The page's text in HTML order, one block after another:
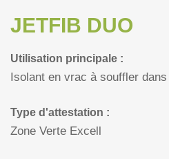
JETFIB DUO
Utilisation principale :
Isolant en vrac à souffler
Type d'attestation :
Zone Verte Excell